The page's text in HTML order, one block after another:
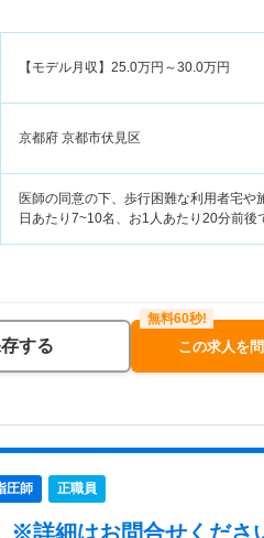
【モデル月収】 25.0万円～30.0万円
京都府 京都市伏見区
医師の同意の下、歩行困難な利用者宅
日あたり7~10名、お1人あたり20分前
する この求人を
圧師 正職員
※詳細はお問合せくださ